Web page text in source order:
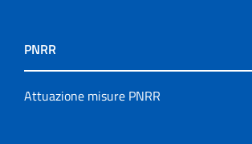
PNRR
Attuazione misure PNRR